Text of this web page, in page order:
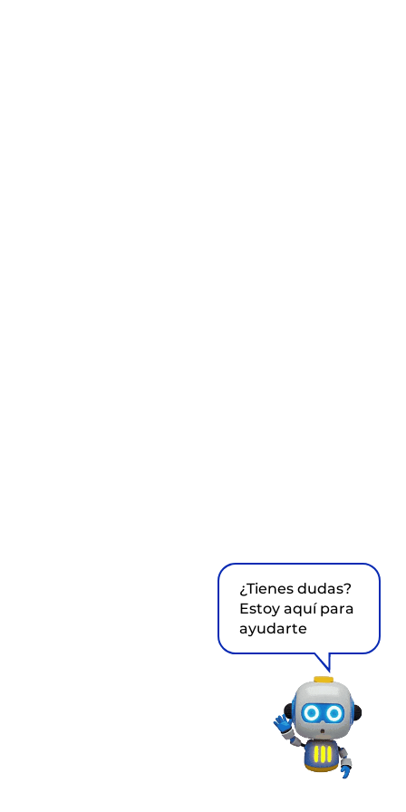
¿Tienes dudas?
Estoy aquí para
ayudarte